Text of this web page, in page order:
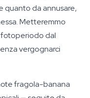
quanto da annusare,
Metteremmo
dal
vergognarci
fragola-banana